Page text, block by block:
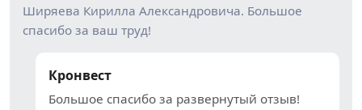
Ширяева Кирилла Александровича. Большое
спасибо за ваш труд!
Кронвест
Большое спасибо за развернутый отзыв!